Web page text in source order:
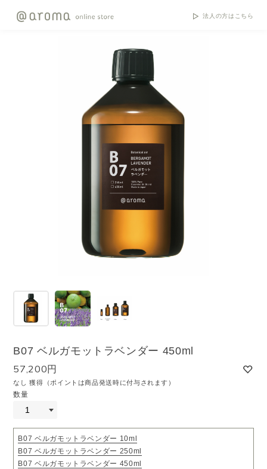
法人の方はこちら
B07 ベルガモットラベンダー 450ml
57,200円
なし 獲得（ポイントは商品発送時に付与されます）
数量
B07 ベルガモットラベンダー 10ml
B07 ベルガモットラベンダー 250ml
B07 ベルガモットラベンダー 450ml